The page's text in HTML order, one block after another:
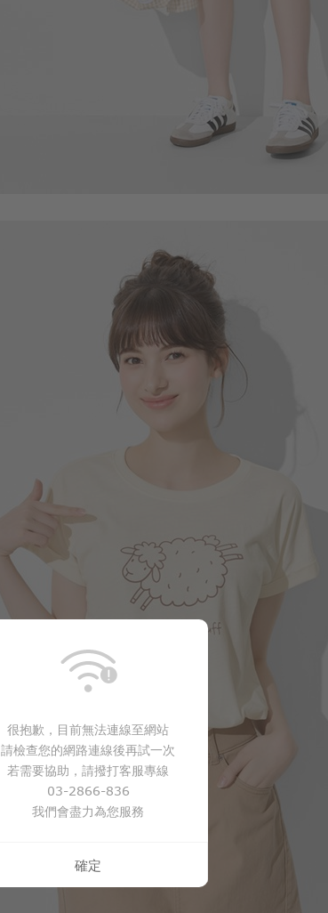
105 $ 119
很抱歉，目前無法連線至網站
請檢查您的網路連線後再試一次
若需要協助，請撥打客服專線
03-2866-836
我們會盡力為您服務
確定